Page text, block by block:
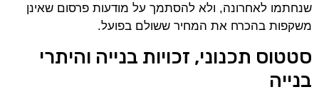
שנחתמו לאחרונה, ולא להסתמך על מודעות פרסום שאינן
משקפות בהכרח את המחיר ששולם בפועל.
סטטוס תכנוני, זכויות בנייה והיתרי
בנייה